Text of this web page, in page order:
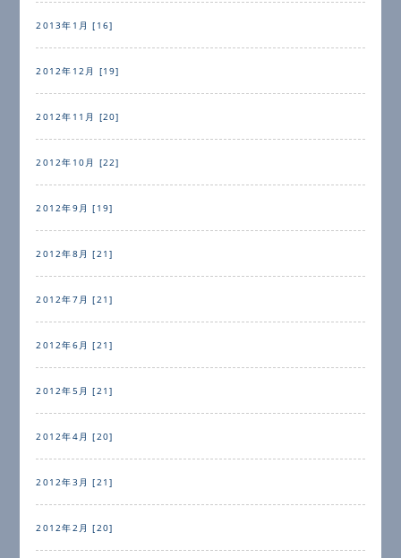
2013年1月 [16]
2012年12月 [19]
2012年11月 [20]
2012年10月 [22]
2012年9月 [19]
2012年8月 [21]
2012年7月 [21]
2012年6月 [21]
2012年5月 [21]
2012年4月 [20]
2012年3月 [21]
2012年2月 [20]